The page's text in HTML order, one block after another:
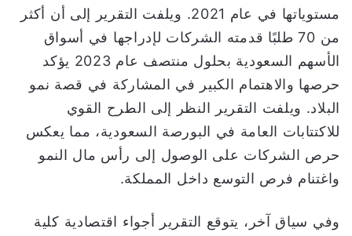
مستوياتها في عام 2021. ويلفت التقرير إلى أن أكثر
من 70 طلبًا قدمته الشركات لإدراجها في أسواق
الأسهم السعودية بحلول منتصف عام 2023 يؤكد
حرصها والاهتمام الكبير في المشاركة في قصة نمو
البلاد. ويلفت التقرير النظر إلى الطرح القوي
للاكتتابات العامة في البورصة السعودية، مما يعكس
حرص الشركات على الوصول إلى رأس مال النمو
واغتنام فرص التوسع داخل المملكة.
وفي سياق آخر، يتوقع التقرير أجواء اقتصادية كلية